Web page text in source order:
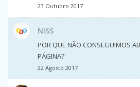
23 Outubro 2017
NISS
POR QUE NÃO CONSEGUIMOS
PÁGINA?
22 Agosto 2017